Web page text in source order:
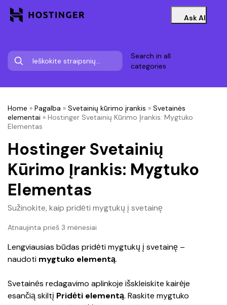
Ask AI
Search in all
categories
Home » Pagalba » Svetainių kūrimo įrankis » Svetainės
elementai » Hostinger Svetainių Kūrimo Įrankis: Mygtuko
Elementas
Hostinger Svetainių
Kūrimo Įrankis: Mygtuko
Elementas
Sužinokite, kaip pridėti mygtukų į svetainę
Atnaujinta prieš 3 mėnesiai
Lengviausias būdas pridėti mygtukų į svetainę –
naudoti mygtuko elementą.
Svetainės redagavimo aplinkoje išskleiskite kairėje
esančią skiltį Pridėti elementą. Raskite mygtuko